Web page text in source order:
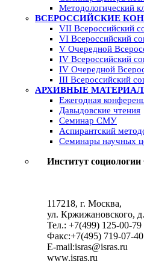
Методологический
ВСЕРОССИЙСКИЕ
VII Всероссийский
VI Всероссийский
V Очередной
IV Всероссийский
IV Очередной
III Всероссийский
АРХИВНЫЕ
Ежегодная
Давыдовские чтения
Семинар СМУ
Аспирантский
Семинары научных
Институт
117218, г. Москва,
ул. Кржижановского,
Тел.: +7(499) 125-00-79
Факс:+7(495) 719-07-40
E-mail:isras@isras.ru
www.isras.ru